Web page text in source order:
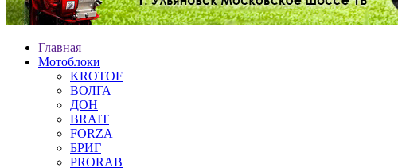
Главная
Мотоблоки
KROTOF
ВОЛГА
ДОН
BRAIT
FORZA
БРИГ
PRORAB